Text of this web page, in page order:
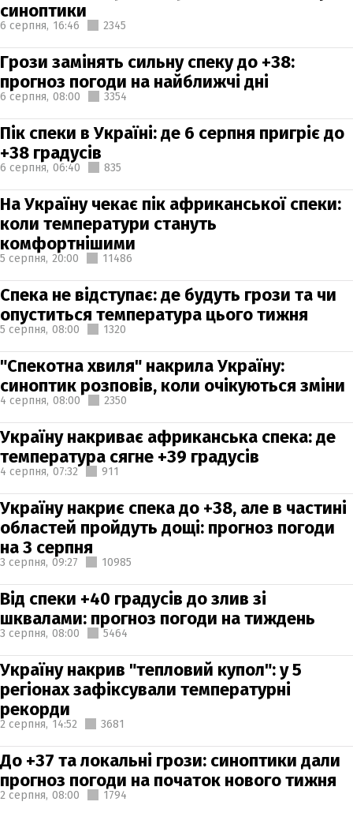
синоптики
6 серпня, 16:46 2345
Грози замінять сильну спеку до +38:
прогноз погоди на найближчі дні
6 серпня, 08:00 3354
Пік спеки в Україні: де 6 серпня пригріє до
+38 градусів
6 серпня, 06:40 835
На Україну чекає пік африканської спеки:
коли температури стануть
комфортнішими
5 серпня, 20:00 11486
Спека не відступає: де будуть грози та чи
опуститься температура цього тижня
5 серпня, 08:00 1320
"Спекотна хвиля" накрила Україну:
синоптик розповів, коли очікуються зміни
4 серпня, 08:00 2350
Україну накриває африканська спека: де
температура сягне +39 градусів
4 серпня, 07:32 911
Україну накриє спека до +38, але в частині
областей пройдуть дощі: прогноз погоди
на 3 серпня
3 серпня, 09:27 10985
Від спеки +40 градусів до злив зі
шквалами: прогноз погоди на тиждень
3 серпня, 08:00 5464
Україну накрив "тепловий купол": у 5
регіонах зафіксували температурні
рекорди
2 серпня, 14:52 3681
До +37 та локальні грози: синоптики дали
прогноз погоди на початок нового тижня
2 серпня, 08:00 1794